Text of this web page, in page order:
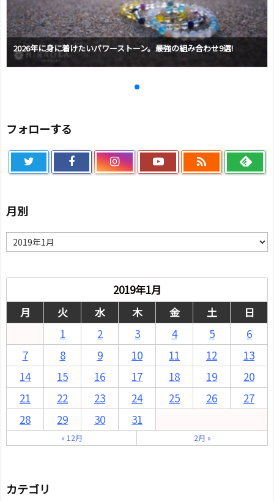
2026年に身に着けたいパワーストーン。最強の組み合わせ9選!
フォローする

月別
月
別
2019年1月
月
火 水 木 金 土
日
1
2 3 4 5
6
7
8 9 10 11 12
13
14
15 16 17 18 19
20
21
22 23 24 25 26
27
28
29 30 31
« 12月 2月 »
カテゴリ